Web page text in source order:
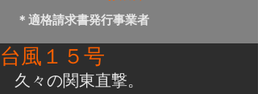
＊適格請求書発行事業者
台風１５号
久々の関東直撃。